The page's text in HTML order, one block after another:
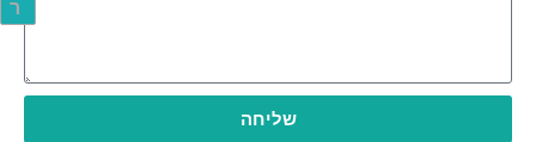
ר
שליחה